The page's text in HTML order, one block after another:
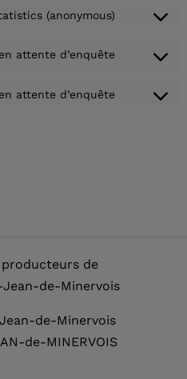
(anonymous)
attente d’enquête
attente d’enquête
de
de-Minervois
de-Minervois
de-MINERVOIS